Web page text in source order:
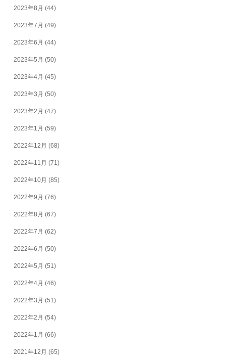
2023年8月 (44)
2023年7月 (49)
2023年6月 (44)
2023年5月 (50)
2023年4月 (45)
2023年3月 (50)
2023年2月 (47)
2023年1月 (59)
2022年12月 (68)
2022年11月 (71)
2022年10月 (85)
2022年9月 (76)
2022年8月 (67)
2022年7月 (62)
2022年6月 (50)
2022年5月 (51)
2022年4月 (46)
2022年3月 (51)
2022年2月 (54)
2022年1月 (66)
2021年12月 (65)